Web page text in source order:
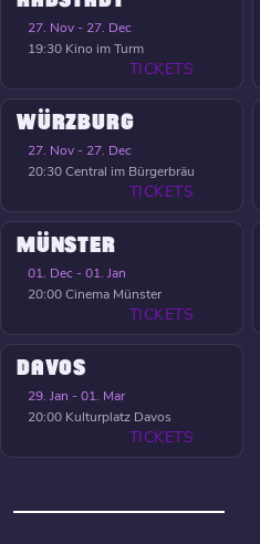
27. Nov - 27. Dec
19:30 Kino im Turm
TICKETS
WÜRZBURG
27. Nov - 27. Dec
20:30Central im Bürgerbräu
TICKETS
MÜNSTER
01. Dec - 01. Jan
20:00Cinema Münster
TICKETS
DAVOS
29. Jan - 01. Mar
20:00 Kulturplatz Davos
TICKETS